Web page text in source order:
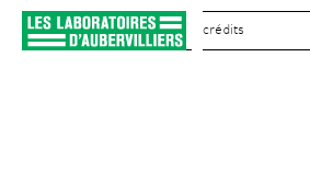
crédits